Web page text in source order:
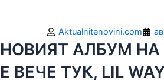
Aktualnitenovini.com
НОВИЯТ АЛБУМ НА
Е ВЕЧЕ ТУК, LIL